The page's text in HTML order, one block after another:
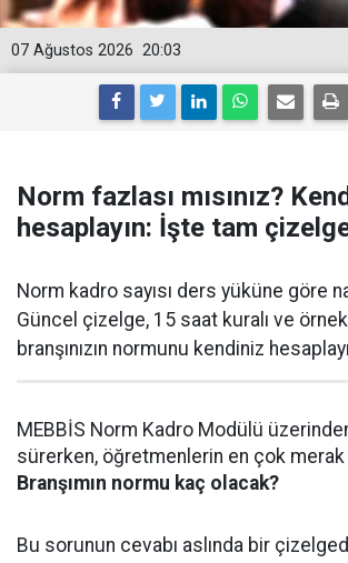
20:03
07 Ağustos 2026
Norm fazlası mısınız?
hesaplayın: İşte tam
Norm kadro sayısı ders yüküne göre
Güncel çizelge, 15 saat kuralı ve
branşınızın normunu kendiniz
MEBBİS Norm Kadro Modülü
sürerken, öğretmenlerin en çok
Branşımın normu kaç olacak?
Bu sorunun cevabı aslında bir